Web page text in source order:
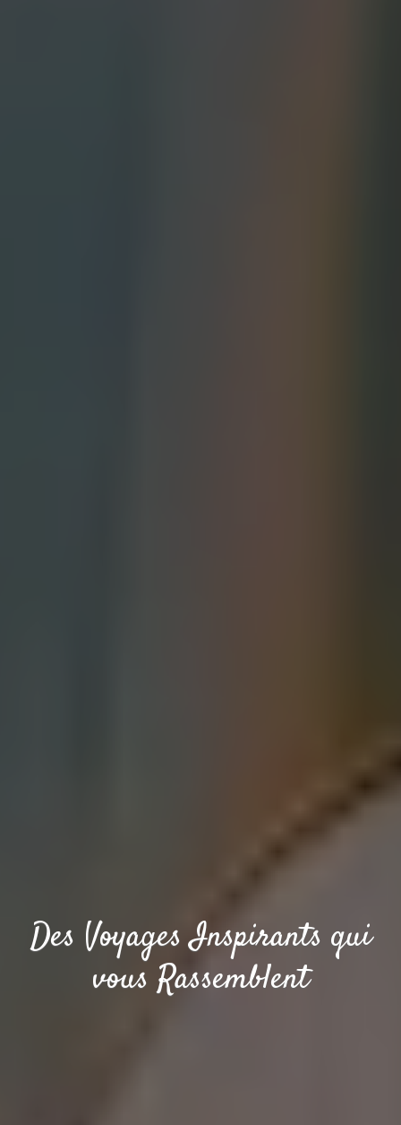
Des Voyages Inspirants qui
vous Rassemblent